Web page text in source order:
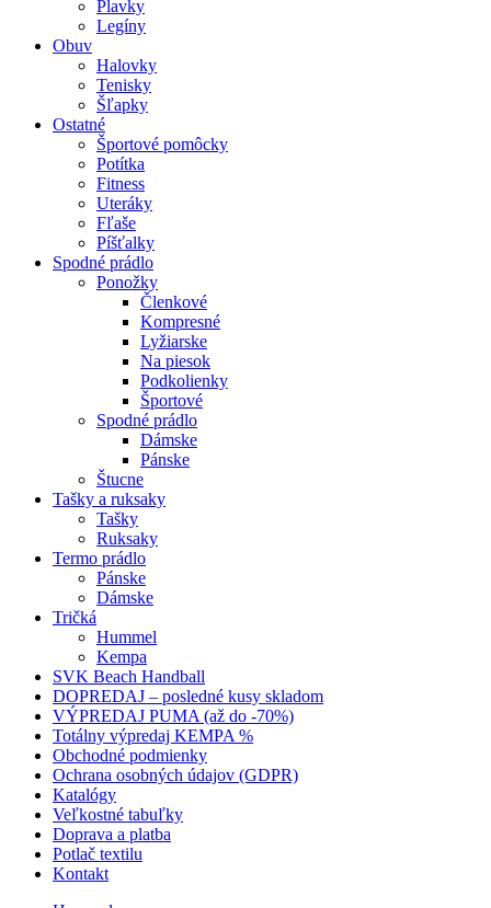
Plavky
Legíny
Obuv
Halovky
Tenisky
Šľapky
Ostatné
Športové pomôcky
Potítka
Fitness
Uteráky
Fľaše
Píšťalky
Spodné prádlo
Ponožky
Členkové
Kompresné
Lyžiarske
Na piesok
Podkolienky
Športové
Spodné prádlo
Dámske
Pánske
Štucne
Tašky a ruksaky
Tašky
Ruksaky
Termo prádlo
Pánske
Dámske
Tričká
Hummel
Kempa
SVK Beach Handball
DOPREDAJ – posledné kusy skladom
VÝPREDAJ PUMA (až do -70%)
Totálny výpredaj KEMPA %
Obchodné podmienky
Ochrana osobných údajov (GDPR)
Katalógy
Veľkostné tabuľky
Doprava a platba
Potlač textilu
Kontakt